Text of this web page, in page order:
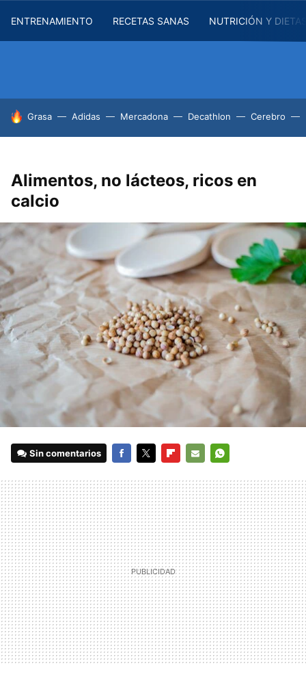
ENTRENAMIENTO RECETAS SANAS NUTRICIÓN Y
HOY SE HABLA DE
Grasa Adidas Mercadona Decathlon Cerebro
Alimentos, no lácteos, ricos en
calcio
Sin comentarios
MAIL